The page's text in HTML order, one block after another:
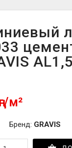
м²
Бренд: GRAVIS